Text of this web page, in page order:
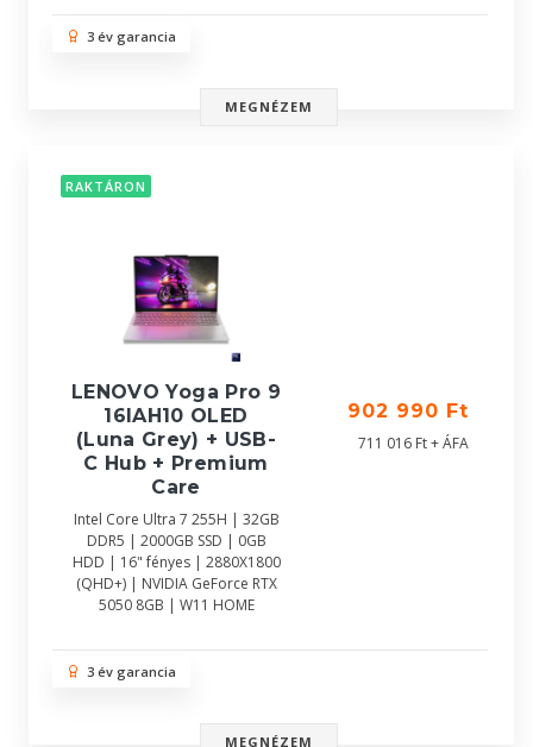
3 év garancia
MEGNÉZEM
RAKTÁRON
LENOVO Yoga Pro 9
16IAH10 OLED
(Luna Grey) + USB-
C Hub + Premium
Care
Intel Core Ultra 7 255H | 32GB
DDR5 | 2000GB SSD | 0GB
HDD | 16" fényes | 2880X1800
(QHD+) | NVIDIA GeForce RTX
5050 8GB | W11 HOME
902 990 Ft
711 016 Ft + ÁFA
3 év garancia
MEGNÉZEM